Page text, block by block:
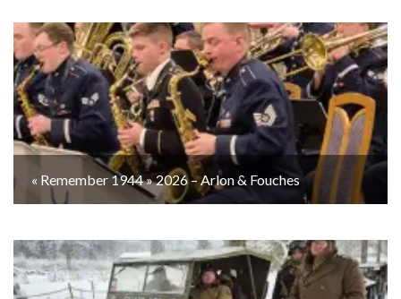
« Remember 1944 » 2026 – Arlon & Fouches